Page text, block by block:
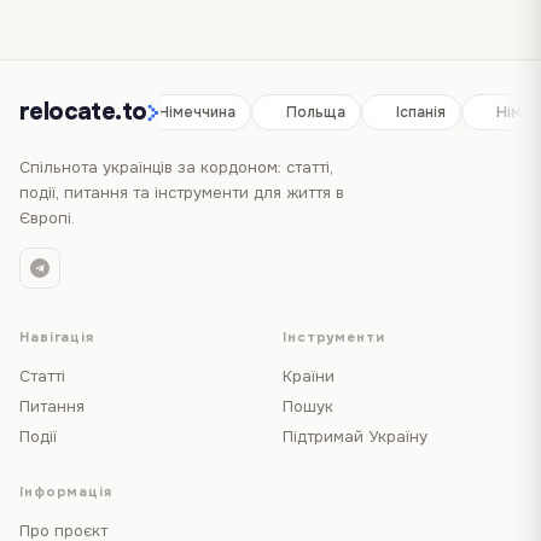
relocate.to
Іспанія Німеччина Польща Іспанія
Спільнота українців за кордоном: статті,
події, питання та інструменти для життя в
Європі.
Навігація
Статті
Питання
Події
Інструменти
Країни
Пошук
Підтримай Україну
Інформація
Про проєкт